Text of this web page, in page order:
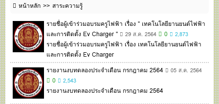
หน้าหลัก
สาระความรู้
รายชื่อผู้เข้าร่วมอบรมครูไฟฟ้า เรื่อง " เทคโนโลยียานยนต์ไฟฟ้า
และการติดตั้ง Ev Charger "
29 ส.ค. 2564 0 2,873
รายชื่อผู้เข้าร่วมอบรมครูไฟฟ้า เรื่อง เทคโนโลยียานยนต์ไฟฟ้า
และการติดตั้ง Ev Charger
รายงานงบทดลองประจำเดือน กรกฎาคม 2564
05 ส.ค. 2564
0 2,543
รายงานงบทดลองประจำเดือน กรกฎาคม 2564